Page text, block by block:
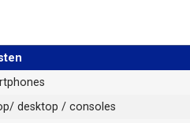
desktop / consoles